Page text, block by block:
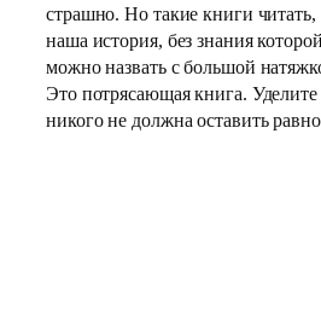
страшно. Но такие книги читать,
наша история, без знания
можно назвать с большой
Это потрясающая книга.
никого не должна оставить